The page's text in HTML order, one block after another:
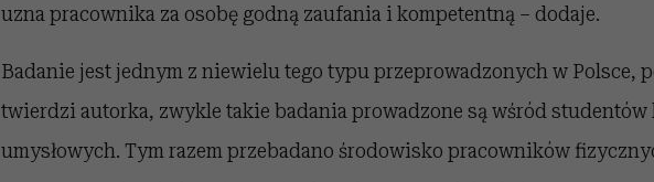
uzna pracownika za osobę godną zaufania i kompetentną – dodaje.
Badanie jest jednym z niewielu tego typu przeprowadzonych w Polsce,
twierdzi autorka, zwykle takie badania prowadzone są wśród
umysłowych. Tym razem przebadano środowisko pracowników